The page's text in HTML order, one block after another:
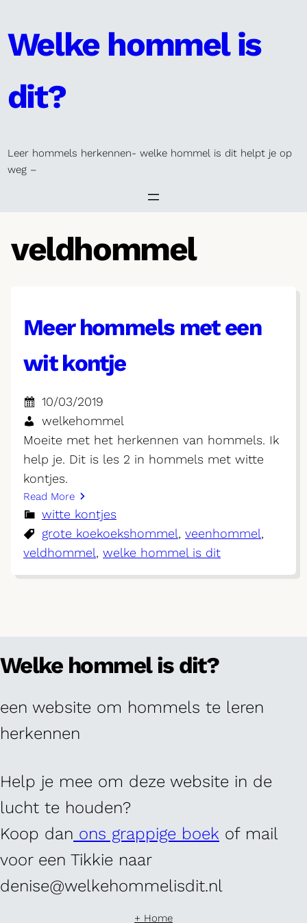
content
Welke hommel is
dit?
Leer hommels herkennen- welke hommel is dit helpt je op
weg –
veldhommel
Meer hommels met een
wit kontje
10/03/2019
welkehommel
Moeite met het herkennen van hommels. Ik
help je. Dit is les 2 in hommels met witte
kontjes.
Read More
witte kontjes
grote koekoekshommel, veenhommel
veldhommel, welke hommel is dit
Welke hommel is dit?
een website om hommels te leren
herkennen
Help je mee om deze website in de
lucht te houden?
Koop dan ons grappige boek of mail
voor een Tikkie naar
denise@welkehommelisdit.nl
+ Home